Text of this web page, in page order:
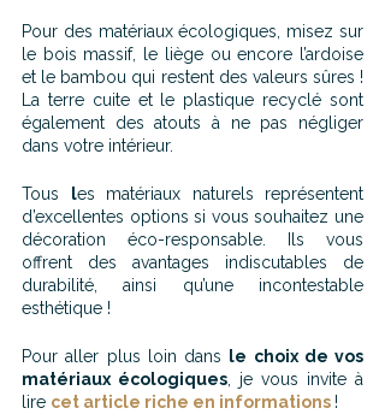
Pour des matériaux écologiques, misez sur
le bois massif, le liège ou encore l’ardoise
et le bambou qui restent des valeurs sûres !
La terre cuite et le plastique recyclé sont
également des atouts à ne pas négliger
dans votre intérieur.
Tous les matériaux naturels représentent
d’excellentes options si vous souhaitez une
décoration éco-responsable. Ils vous
offrent des avantages indiscutables de
durabilité, ainsi qu’une incontestable
esthétique !
Pour aller plus loin dans le choix de vos
matériaux écologiques, je vous invite à
lire cet article riche en informations !